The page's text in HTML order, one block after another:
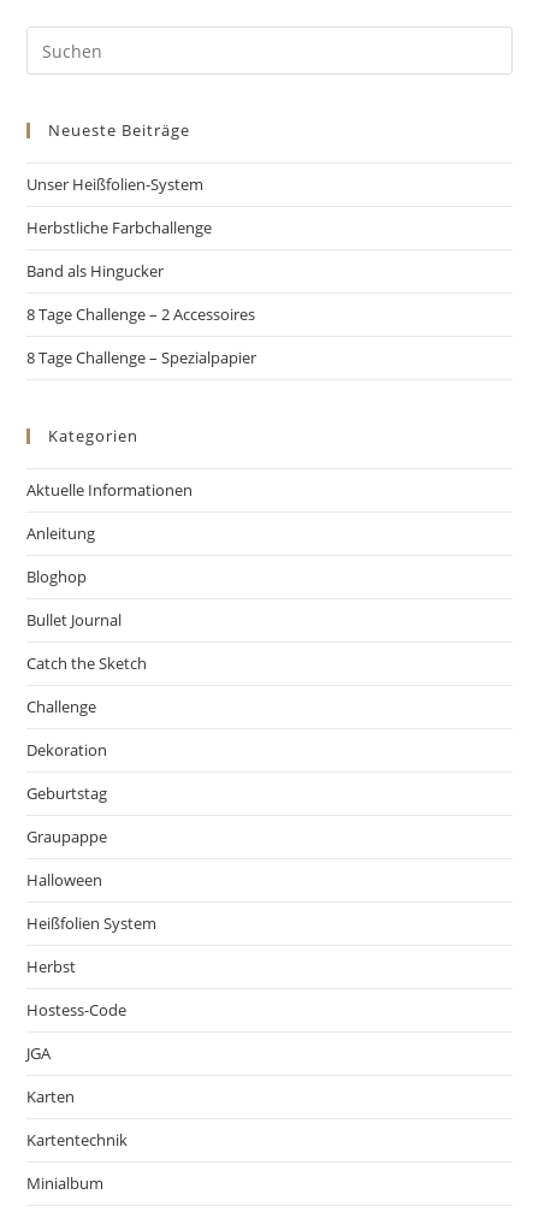
Neueste Beiträge
Unser Heißfolien-System
Herbstliche Farbchallenge
Band als Hingucker
8 Tage Challenge – 2 Accessoires
8 Tage Challenge – Spezialpapier
Kategorien
Aktuelle Informationen
Anleitung
Bloghop
Bullet Journal
Catch the Sketch
Challenge
Dekoration
Geburtstag
Graupappe
Halloween
Heißfolien System
Herbst
Hostess-Code
JGA
Karten
Kartentechnik
Minialbum